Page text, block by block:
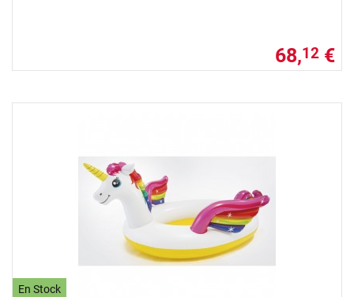
68,12 €
En Stock